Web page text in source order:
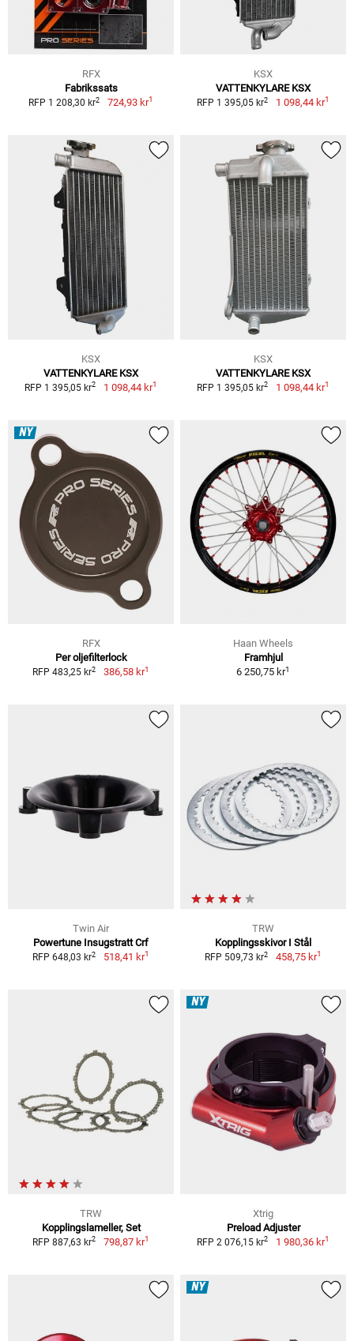
RFX
Fabrikssats
RFP 1 208,30 kr2 724,93 kr1
KSX
VATTENKYLARE KSX
RFP 1 395,05 kr2 1 098,44 kr1
KSX
VATTENKYLARE KSX
RFP 1 395,05 kr2 1 098,44 kr1
KSX
VATTENKYLARE KSX
RFP 1 395,05 kr2 1 098,44 kr1
NY
RFX
Per oljefilterlock
RFP 483,25 kr2 386,58 kr1
Haan Wheels
Framhjul
6 250,75 kr1
Twin Air
Powertune Insugstratt Crf
RFP 648,03 kr2 518,41 kr1
TRW
Kopplingsskivor I Stål
RFP 509,73 kr2 458,75 kr1
TRW
Kopplingslameller, Set
RFP 887,63 kr2 798,87 kr1
NY
Xtrig
Preload Adjuster
RFP 2 076,15 kr2 1 980,36 kr1
NY